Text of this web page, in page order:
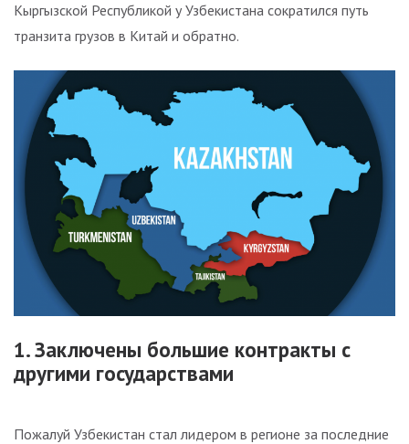
Кыргызской Республикой у Узбекистана сократился путь
транзита грузов в Китай и обратно.
1. Заключены большие контракты с
другими государствами
Пожалуй Узбекистан стал лидером в регионе за последние